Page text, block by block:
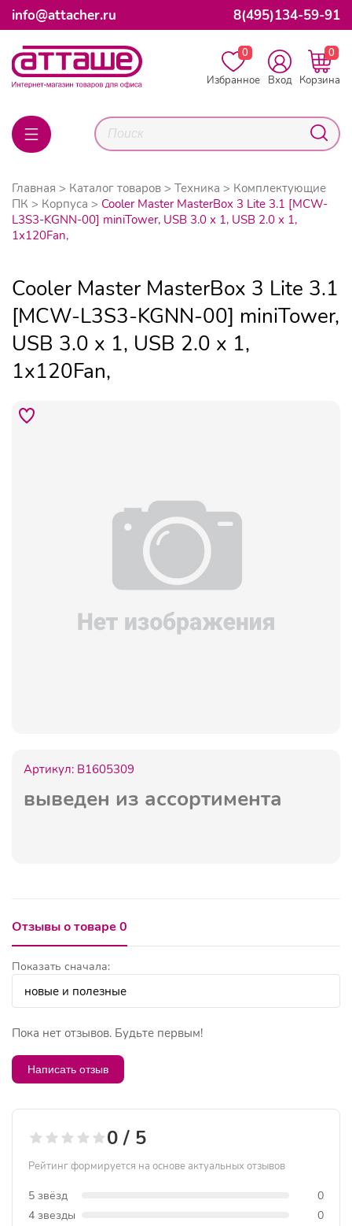
info@attacher.ru 8(495)134-59-91
0
Избранное
Вход
0
Корзина
Главная Каталог товаров Техника
Комплектующие
ПК
Корпуса
Cooler Master MasterBox 3 Lite 3.1 [MCW-
L3S3-KGNN-00] miniTower, USB 3.0 x 1, USB 2.0 x 1,
1x120Fan,
Cooler Master MasterBox 3 Lite 3.1
[MCW-L3S3-KGNN-00] miniTower,
USB 3.0 x 1, USB 2.0 x 1,
1x120Fan,
Артикул: B1605309
выведен из ассортимента
Отзывы о товаре 0
Показать сначала:
Пока нет отзывов. Будьте первым!
Написать отзыв
0 / 5
Рейтинг формируется на основе актуальных отзывов
5 звёзд
0
4 звезды
0